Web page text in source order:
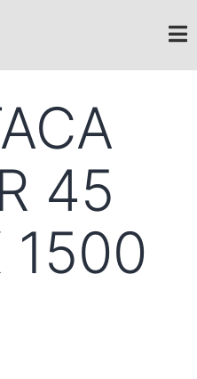
45
1500